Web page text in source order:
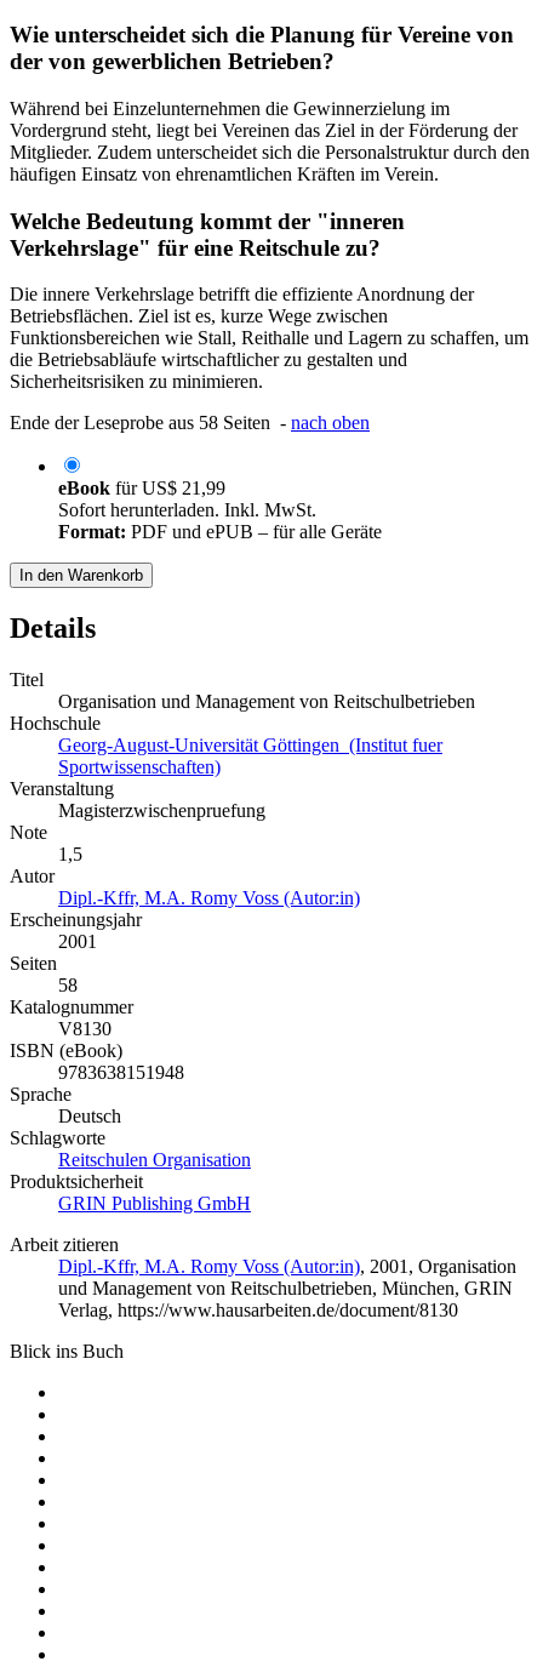
Wie unterscheidet sich die Planung für Vereine von
der von gewerblichen Betrieben?
Während bei Einzelunternehmen die Gewinnerzielung im
Vordergrund steht, liegt bei Vereinen das Ziel in der Förderung der
Mitglieder. Zudem unterscheidet sich die Personalstruktur durch den
häufigen Einsatz von ehrenamtlichen Kräften im Verein.
Welche Bedeutung kommt der "inneren
Verkehrslage" für eine Reitschule zu?
Die innere Verkehrslage betrifft die effiziente Anordnung der
Betriebsflächen. Ziel ist es, kurze Wege zwischen
Funktionsbereichen wie Stall, Reithalle und Lagern zu schaffen, um
die Betriebsabläufe wirtschaftlicher zu gestalten und
Sicherheitsrisiken zu minimieren.
Ende der Leseprobe aus 58 Seiten - nach oben
eBook fürUS$ 21,99
Sofort herunterladen. Inkl. MwSt.
Format: PDF und ePUB – für alle Geräte
In den Warenkorb
Details
Titel
Organisation und Management von Reitschulbetrieben
Hochschule
Georg-August-Universität Göttingen (Institut fuer
Sportwissenschaften)
Veranstaltung
Magisterzwischenpruefung
Note
1,5
Autor
Dipl.-Kffr, M.A. Romy Voss (Autor:in)
Erscheinungsjahr
2001
Seiten
58
Katalognummer
V8130
ISBN (eBook)
9783638151948
Sprache
Deutsch
Schlagworte
Reitschulen Organisation
Produktsicherheit
GRIN Publishing GmbH
Arbeit zitieren
Dipl.-Kffr, M.A. Romy Voss (Autor:in), 2001, Organisation
und Management von Reitschulbetrieben, München, GRIN
Verlag, https://www.hausarbeiten.de/document/8130
Blick ins Buch